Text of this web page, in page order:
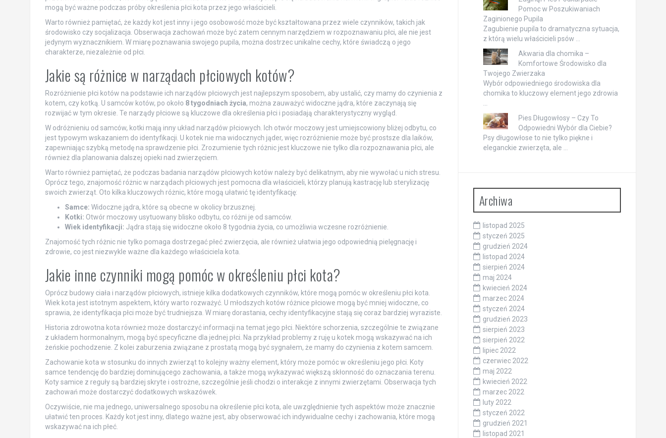
mogą być ważne podczas próby określenia płci kota przez jego właścicieli.
Warto również pamiętać, że każdy kot jest inny i jego osobowość może być kształtowana przez wiele czynników, takich jak
środowisko czy socjalizacja. Obserwacja zachowań może być zatem cennym narzędziem w rozpoznawaniu płci, ale nie jest
jedynym wyznacznikiem. W miarę poznawania swojego pupila, można dostrzec unikalne cechy, które świadczą o jego
charakterze, niezależnie od płci.
Jakie są różnice w narządach płciowych kotów?
Rozróżnienie płci kotów na podstawie ich narządów płciowych jest najlepszym sposobem, aby ustalić, czy mamy do czynienia z
kotem, czy kotką. U samców kotów, po około 8 tygodniach życia, można zauważyć widoczne jądra, które zaczynają się
rozwijać w tym okresie. Te narządy płciowe są kluczowe dla określenia płci i posiadają charakterystyczny wygląd.
W odróżnieniu od samców, kotki mają inny układ narządów płciowych. Ich otwór moczowy jest umiejscowiony bliżej odbytu, co
jest typowym wskazaniem do identyfikacji. U kotek nie ma widocznych jąder, więc rozróżnienie może być prostsze dla laików,
zapewniając szybką metodę na sprawdzenie płci. Zrozumienie tych różnic jest kluczowe nie tylko dla rozpoznawania płci, ale
również dla planowania dalszej opieki nad zwierzęciem.
Warto również pamiętać, że podczas badania narządów płciowych kotów należy być delikatnym, aby nie wywołać u nich stresu.
Oprócz tego, znajomość różnic w narządach płciowych jest pomocna dla właścicieli, którzy planują kastrację lub sterylizację
swoich zwierząt. Oto kilka kluczowych różnic, które mogą ułatwić tę identyfikację:
Samce: Widoczne jądra, które są obecne w okolicy brzusznej.
Kotki: Otwór moczowy usytuowany blisko odbytu, co różni je od samców.
Wiek identyfikacji: Jądra stają się widoczne około 8 tygodnia życia, co umożliwia wczesne rozróżnienie.
Znajomość tych różnic nie tylko pomaga dostrzegać płeć zwierzęcia, ale również ułatwia jego odpowiednią pielęgnację i
zdrowie, co jest niezwykle ważne dla każdego właściciela kota.
Jakie inne czynniki mogą pomóc w określeniu płci kota?
Oprócz budowy ciała i narządów płciowych, istnieje kilka dodatkowych czynników, które mogą pomóc w określeniu płci kota.
Wiek kota jest istotnym aspektem, który warto rozważyć. U młodszych kotów różnice płciowe mogą być mniej widoczne, co
sprawia, że identyfikacja płci może być trudniejsza. W miarę dorastania, cechy identyfikacyjne stają się coraz bardziej wyraziste.
Historia zdrowotna kota również może dostarczyć informacji na temat jego płci. Niektóre schorzenia, szczególnie te związane
z układem hormonalnym, mogą być specyficzne dla jednej płci. Na przykład problemy z ruję u kotek mogą wskazywać na ich
żeńskie pochodzenie. Z kolei zaburzenia związane z prostatą mogą być sygnałem, że mamy do czynienia z kotem samcem.
Zachowanie kota w stosunku do innych zwierząt to kolejny ważny element, który może pomóc w określeniu jego płci. Koty
samce tendencję do bardziej dominującego zachowania, a także mogą wykazywać większą skłonność do oznaczania terenu.
Koty samice z reguły są bardziej skryte i ostrożne, szczególnie jeśli chodzi o interakcje z innymi zwierzętami. Obserwacja tych
zachowań może dostarczyć dodatkowych wskazówek.
Oczywiście, nie ma jednego, uniwersalnego sposobu na określenie płci kota, ale uwzględnienie tych aspektów może znacznie
ułatwić ten proces. Każdy kot jest inny, dlatego ważne jest, aby obserwować ich indywidualne cechy i zachowania, które mogą
wskazywać na ich płeć.
Pomoc w Poszukiwaniach
Zaginionego Pupila
Zagubienie pupila to dramatyczna sytuacja,
z którą wielu właścicieli psów …
Akwaria dla chomika –
Komfortowe Środowisko dla
Twojego Zwierzaka
Wybór odpowiedniego środowiska dla
chomika to kluczowy element jego zdrowia
Pies Długowłosy – Czy To
Odpowiedni Wybór dla Ciebie?
Psy długowłose to nie tylko piękne i
eleganckie zwierzęta, ale …
Archiwa
listopad 2025
styczeń 2025
grudzień 2024
listopad 2024
sierpień 2024
maj 2024
kwiecień 2024
marzec 2024
styczeń 2024
grudzień 2023
sierpień 2023
sierpień 2022
lipiec 2022
czerwiec 2022
maj 2022
kwiecień 2022
marzec 2022
luty 2022
styczeń 2022
grudzień 2021
listopad 2021